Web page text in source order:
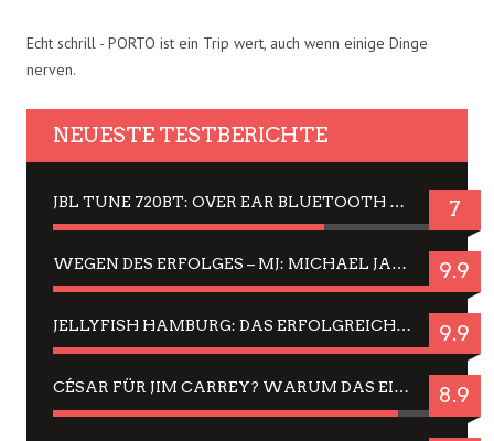
Echt schrill - PORTO ist ein Trip wert, auch wenn einige Dinge
nerven.
NEUESTE TESTBERICHTE
JBL TUNE 720BT: OVER EAR BLUETOOTH KOPFHÖRER UM DIE 50,-€ IM DAUER-TEST 7
WEGEN DES ERFOLGES – MJ: MICHAEL JACKSON MUSICAL IN EINER MATINEE SEHEN 9.9
JELLYFISH HAMBURG: DAS ERFOLGREICHE SOMMER-MENÜ 2025 IN GEFÜHLEN UND BILDERN 9.9
CÉSAR FÜR JIM CARREY? WARUM DAS EINER DER NERVIGSTEN ACTORS IST UND BLEIBT 8.9